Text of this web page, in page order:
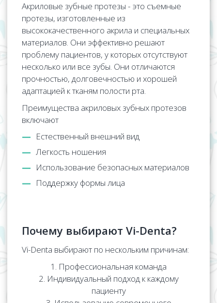
Акриловые зубные протезы - это съемные
протезы, изготовленные из
высококачественного акрила и специальных
материалов. Они эффективно решают
проблему пациентов, у которых отсутствуют
несколько или все зубы. Они отличаются
прочностью, долговечностью и хорошей
адаптацией к тканям полости рта.
Преимущества акриловых зубных протезов
включают
Естественный внешний вид
Легкость ношения
Использование безопасных материалов
Поддержку формы лица
Почему выбирают Vi-Denta?
Vi-Denta выбирают по нескольким причинам:
Профессиональная команда
Индивидуальный подход к каждому
пациенту